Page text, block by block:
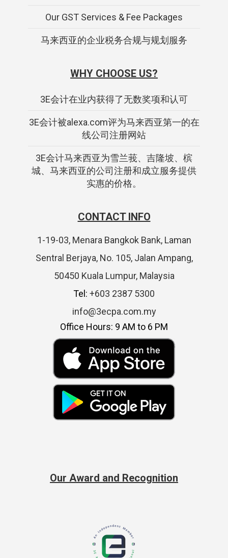
Our GST Services & Fee Packages
马来西亚的企业税务合规与规划服务
WHY CHOOSE US?
3E会计在业内获得了无数奖项和认可
3E会计被alexa.com评为马来西亚第一的在
线公司注册网站
3E会计马来西亚为雪兰莪、吉隆坡、槟
城、马来西亚的公司注册和成立服务提供
实惠的价格。
CONTACT INFO
1-19-03, Menara Bangkok Bank, Laman
Sentral Berjaya, No. 105, Jalan Ampang,
50450 Kuala Lumpur, Malaysia
Tel: +603 2387 5300
info@3ecpa.com.my
Office Hours: 9 AM to 6 PM
Our Award and Recognition